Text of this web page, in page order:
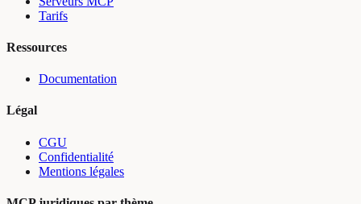
Tarifs
Ressources
Documentation
Légal
CGU
Confidentialité
Mentions légales